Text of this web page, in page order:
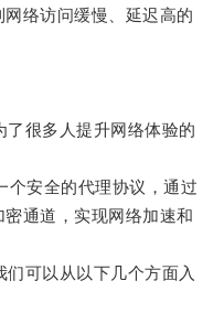
络访问缓慢、延迟高的
很多人提升网络体验的
安全的代理协议，通过
通道，实现网络加速和
可以从以下几个方面入